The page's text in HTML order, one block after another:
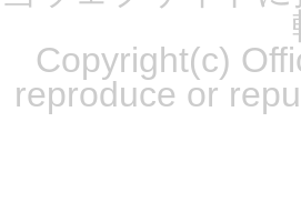
Copyright(c)
reproduce or